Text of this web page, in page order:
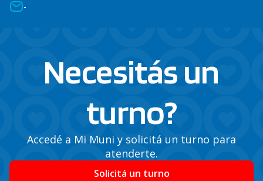
-
Necesitás un
turno?
Accedé a Mi Muni y solicitá un turno para
atenderte.
Solicitá un turno